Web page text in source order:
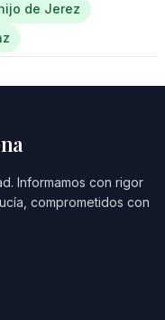
de Jerez
Informamos con rigor
comprometidos con